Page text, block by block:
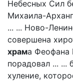
Небесных Сил
Михаила-
... ... Ново-
совершена
храма Феофана
порадовал ... ...
хуление,